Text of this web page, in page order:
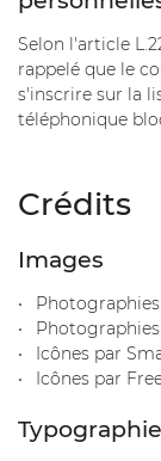
SCIERIE
DE
EN IMAGES
Selon l'article
rappelé que le
s'inscrire sur la
téléphonique
Crédits
Images
Icônes par
Icônes par